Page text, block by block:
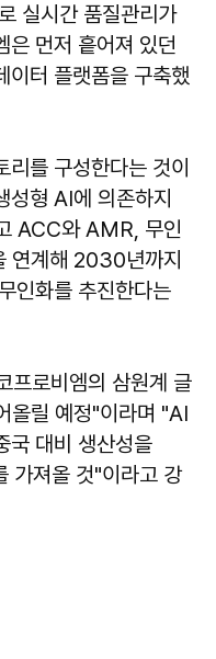
실시간 품질관리가
은 먼저 흩어져 있던
이터 플랫폼을 구축했
를 구성한다는 것이
성형 AI에 의존하지
ACC와 AMR, 무인
연계해 2030년까지
인화를 추진한다는
프로비엠의 삼원계 글
올릴 예정"이라며 "AI
국 대비 생산성을
가져올 것"이라고 강